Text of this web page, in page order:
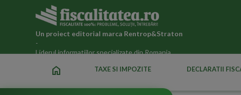
Un proiect editorial marca Rentrop&Straton
-
Liderul informatiilor specializate din Romania
home TAXE SI IMPOZITE DECLARATII